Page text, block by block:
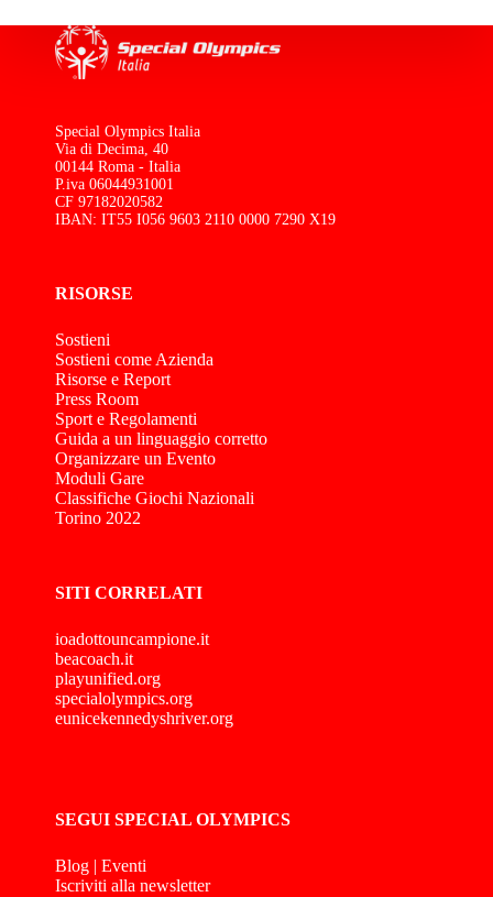
Special Olympics Italia
Via di Decima, 40
00144 Roma - Italia
P.iva 06044931001
CF 97182020582
IBAN: IT55 I056 9603 2110 0000 7290 X19
RISORSE
Sostieni
Sostieni come Azienda
Risorse e Report
Press Room
Sport e Regolamenti
Guida a un linguaggio corretto
Organizzare un Evento
Moduli Gare
Classifiche Giochi Nazionali
Torino 2022
SITI CORRELATI
ioadottouncampione.it
beacoach.it
playunified.org
specialolympics.org
eunicekennedyshriver.org
SEGUI SPECIAL OLYMPICS
Blog | Eventi
Iscriviti alla newsletter